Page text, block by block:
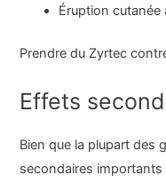
Éruption cutanée
Prendre du Zyrtec
Effets
Bien que la plupart des
secondaires